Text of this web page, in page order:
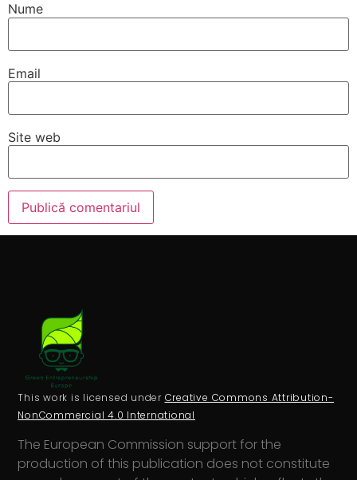
Nume
Email
Site web
This work is licensed under Creative Commons Attribution-
NonCommercial 4.0 International
The European Commission support for the
production of this publication does not constitute